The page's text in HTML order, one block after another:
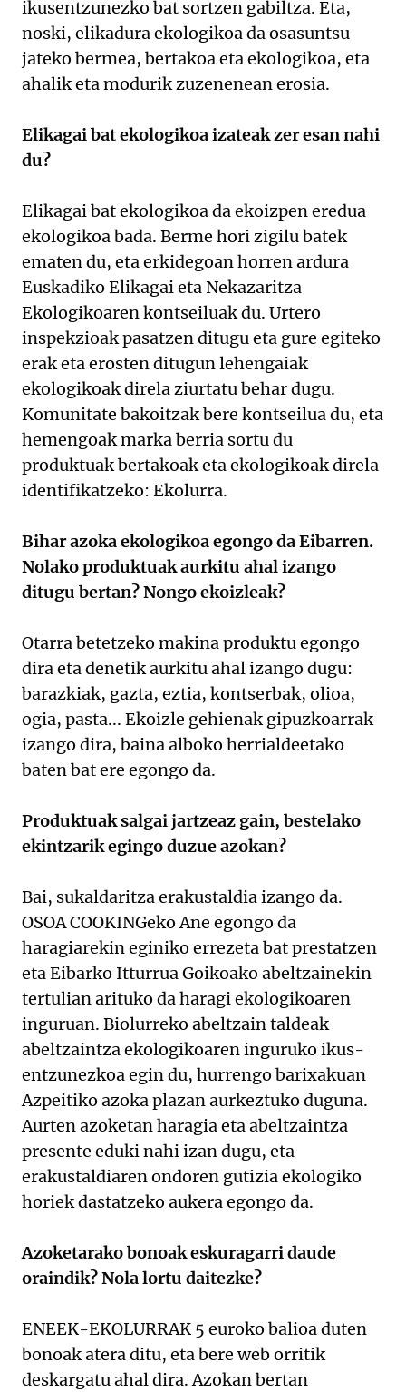
ikusentzunezko bat sortzen gabiltza. Eta,
noski, elikadura ekologikoa da osasuntsu
jateko bermea, bertakoa eta ekologikoa, eta
ahalik eta modurik zuzenenean erosia.
Elikagai bat ekologikoa izateak zer esan nahi
du?
Elikagai bat ekologikoa da ekoizpen eredua
ekologikoa bada. Berme hori zigilu batek
ematen du, eta erkidegoan horren ardura
Euskadiko Elikagai eta Nekazaritza
Ekologikoaren kontseiluak du. Urtero
inspekzioak pasatzen ditugu eta gure egiteko
erak eta erosten ditugun lehengaiak
ekologikoak direla ziurtatu behar dugu.
Komunitate bakoitzak bere kontseilua du, eta
hemengoak marka berria sortu du
produktuak bertakoak eta ekologikoak direla
identifikatzeko: Ekolurra.
Bihar azoka ekologikoa egongo da Eibarren.
Nolako produktuak aurkitu ahal izango
ditugu bertan? Nongo ekoizleak?
Otarra betetzeko makina produktu egongo
dira eta denetik aurkitu ahal izango dugu:
barazkiak, gazta, eztia, kontserbak, olioa,
ogia, pasta... Ekoizle gehienak gipuzkoarrak
izango dira, baina alboko herrialdeetako
baten bat ere egongo da.
Produktuak salgai jartzeaz gain, bestelako
ekintzarik egingo duzue azokan?
Bai, sukaldaritza erakustaldia izango da.
OSOA COOKINGeko Ane egongo da
haragiarekin eginiko errezeta bat prestatzen
eta Eibarko Itturrua Goikoako abeltzainekin
tertulian arituko da haragi ekologikoaren
inguruan. Biolurreko abeltzain taldeak
abeltzaintza ekologikoaren inguruko ikus-
entzunezkoa egin du, hurrengo barixakuan
Azpeitiko azoka plazan aurkeztuko duguna.
Aurten azoketan haragia eta abeltzaintza
presente eduki nahi izan dugu, eta
erakustaldiaren ondoren gutizia ekologiko
horiek dastatzeko aukera egongo da.
Azoketarako bonoak eskuragarri daude
oraindik? Nola lortu daitezke?
ENEEK-EKOLURRAK 5 euroko balioa duten
bonoak atera ditu, eta bere web orritik
deskargatu ahal dira. Azokan bertan